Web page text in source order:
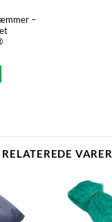
–
RELATEREDE VARER